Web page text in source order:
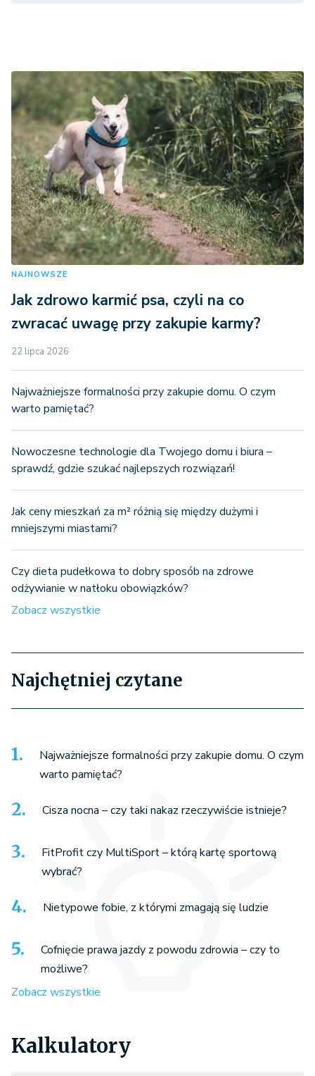
NAJNOWSZE
Jak zdrowo karmić psa, czyli na co
zwracać uwagę przy zakupie karmy?
22 lipca 2026
Najważniejsze formalności przy zakupie domu. O czym
warto pamiętać?
Nowoczesne technologie dla Twojego domu i biura –
sprawdź, gdzie szukać najlepszych rozwiązań!
Jak ceny mieszkań za m² różnią się między dużymi i
mniejszymi miastami?
Czy dieta pudełkowa to dobry sposób na zdrowe
odżywianie w natłoku obowiązków?
Zobacz wszystkie
Najchętniej czytane
Najważniejsze formalności przy zakupie domu. O czym
warto pamiętać?
Cisza nocna – czy taki nakaz rzeczywiście istnieje?
FitProfit czy MultiSport – którą kartę sportową
wybrać?
Nietypowe fobie, z którymi zmagają się ludzie
Cofnięcie prawa jazdy z powodu zdrowia – czy to
możliwe?
Zobacz wszystkie
Kalkulatory